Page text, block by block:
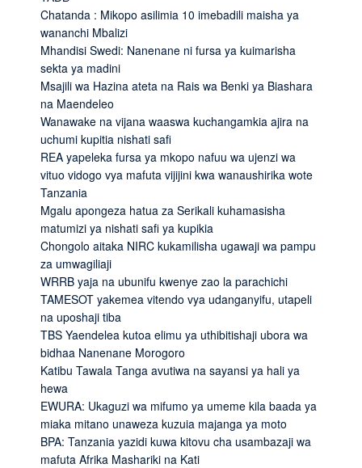
Chatanda : Mikopo asilimia 10 imebadili maisha ya
wananchi Mbalizi
Mhandisi Swedi: Nanenane ni fursa ya kuimarisha
sekta ya madini
Msajili wa Hazina ateta na Rais wa Benki ya Biashara
na Maendeleo
Wanawake na vijana waaswa kuchangamkia ajira na
uchumi kupitia nishati safi
REA yapeleka fursa ya mkopo nafuu wa ujenzi wa
vituo vidogo vya mafuta vijijini kwa wanaushirika wote
Tanzania
Mgalu apongeza hatua za Serikali kuhamasisha
matumizi ya nishati safi ya kupikia
Chongolo aitaka NIRC kukamilisha ugawaji wa pampu
za umwagiliaji
WRRB yaja na ubunifu kwenye zao la parachichi
TAMESOT yakemea vitendo vya udanganyifu, utapeli
na uposhaji tiba
TBS Yaendelea kutoa elimu ya uthibitishaji ubora wa
bidhaa Nanenane Morogoro
Katibu Tawala Tanga avutiwa na sayansi ya hali ya
hewa
EWURA: Ukaguzi wa mifumo ya umeme kila baada ya
miaka mitano unaweza kuzuia majanga ya moto
BPA: Tanzania yazidi kuwa kitovu cha usambazaji wa
mafuta Afrika Mashariki na Kati